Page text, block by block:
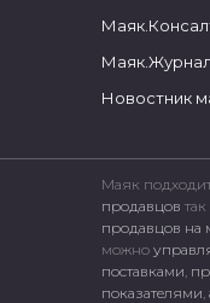
Маяк.Журнал
Новостник
Маяк
продавцов так
продавцов на
можно
поставками
показателями